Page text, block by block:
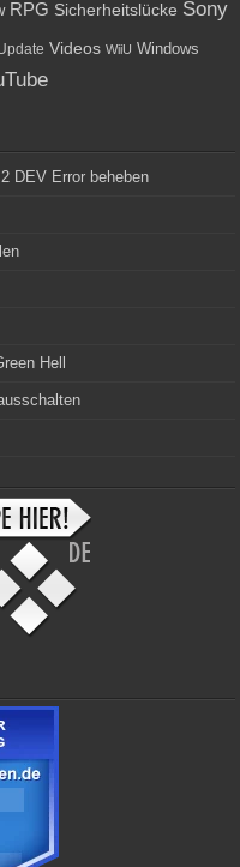
RPG Sicherheitslücke Sony
Videos WiiU Windows
DEV Error beheben
Hell